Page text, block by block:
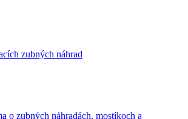
zubných náhrad
o zubných náhradách, mostíkoch a